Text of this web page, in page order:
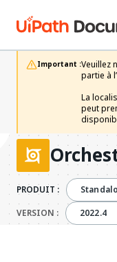
Important :Veuillez
partie à
La
peut
PRODUIT :
VERSION :2022.42022.4